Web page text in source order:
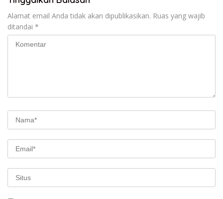
Alamat email Anda tidak akan dipublikasikan. Ruas yang wajib
ditandai *